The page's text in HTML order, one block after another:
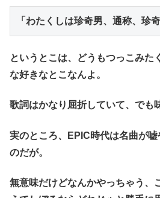
「わたくしは珍奇男、通称、珍奇
というとこは、どうもつっこみた
な好きなとこなんよ。
歌詞はかなり屈折していて、でも
実のところ、EPIC時代は名曲が
のだが。
無意味だけどなんかやっちゃう、